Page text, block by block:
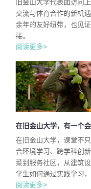
旧金山大学代表团访问
交流与体育合作的新机
余年的友好纽带，也见
接。
阅读更多>
在旧金山大学，有一个
在旧金山大学，课堂不
合环境学习、跨学科创
菜到服务社区，从建筑
学生如何通过实践学习
阅读更多>